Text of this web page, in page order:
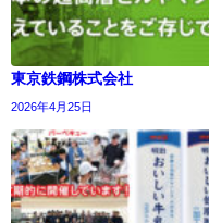
東京鉄鋼株式会社
2026年4月25日